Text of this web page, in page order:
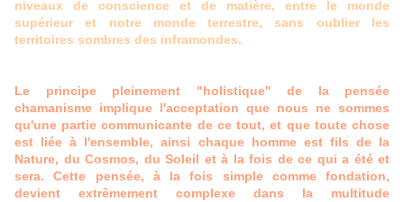
niveaux de conscience et de matière, entre le monde
supérieur et notre monde terrestre, sans oublier les
territoires sombres des inframondes.
Le principe pleinement "holistique" de la pensée
chamanisme implique l'acceptation que nous ne sommes
qu'une partie communicante de ce tout, et que toute chose
est liée à l'ensemble, ainsi chaque homme est fils de la
Nature, du Cosmos, du Soleil et à la fois de ce qui a été et
sera. Cette pensée, à la fois simple comme fondation,
devient extrêmement complexe dans la multitude